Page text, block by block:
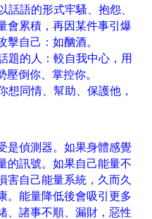
話語的形式牢騷、抱怨、
會累積，再因某件事引爆
擊自己：如酗酒。
題的人：較自我中心，用
倒你、掌控你。
想同情、幫助、保護他，
是偵測器。如果身體感覺
的訊號。如果自己能量不
害自己能量系統，久而久
。能量降低後會吸引更多
、諸事不順、漏財，惡性